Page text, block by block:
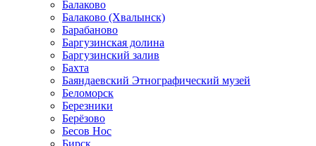
Балаково
Балаково (Хвалынск)
Барабаново
Баргузинская долина
Баргузинский залив
Бахта
Баяндаевский Этнографический музей
Беломорск
Березники
Берёзово
Бесов Нос
Бирск